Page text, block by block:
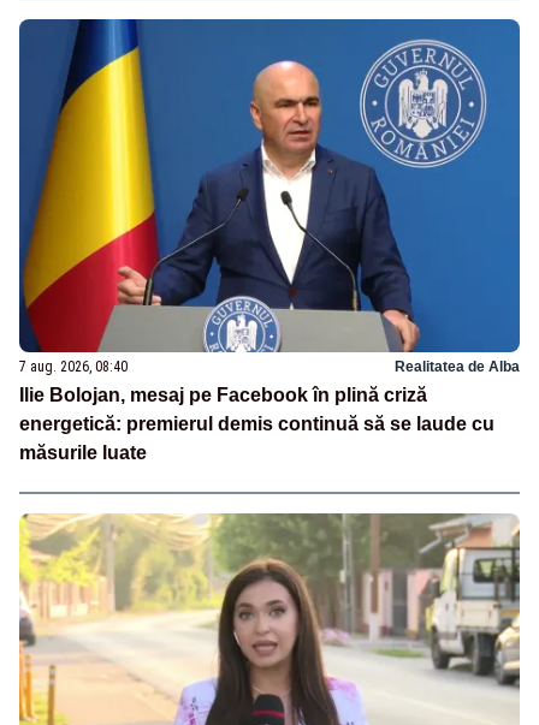
7 aug. 2026, 08:40 Realitatea de Alba
Ilie Bolojan, mesaj pe Facebook în plină criză
energetică: premierul demis continuă să se laude cu
măsurile luate